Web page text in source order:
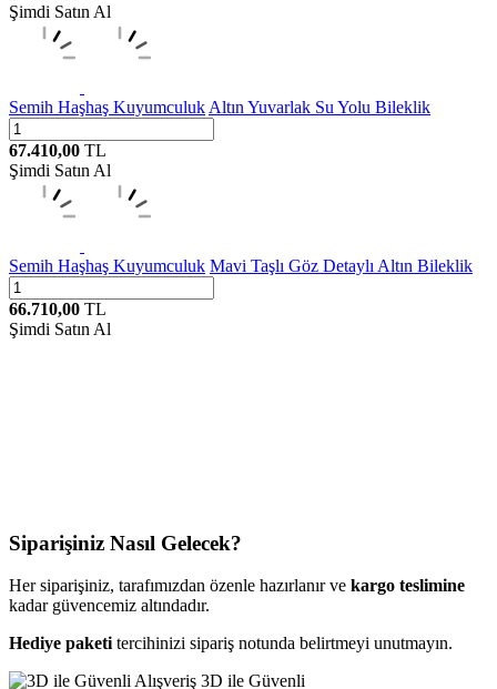
Şimdi Satın Al
Semih Haşhaş Kuyumculuk Altın Yuvarlak Su Yolu Bileklik
67.410,00 TL
Şimdi Satın Al
Semih Haşhaş Kuyumculuk Mavi Taşlı Göz Detaylı Altın Bileklik
66.710,00 TL
Şimdi Satın Al
Siparişiniz Nasıl Gelecek?
Her siparişiniz, tarafımızdan özenle hazırlanır ve kargo teslimine
kadar güvencemiz altındadır.
Hediye paketi tercihinizi sipariş notunda belirtmeyi unutmayın.
3D ile Güvenli